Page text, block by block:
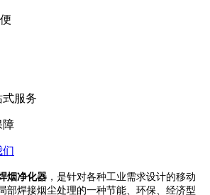
服务
障
们
烟净化器 ，是针对各种工业需求设计的移动
部焊接烟尘处理的一种节能、环保、经济型